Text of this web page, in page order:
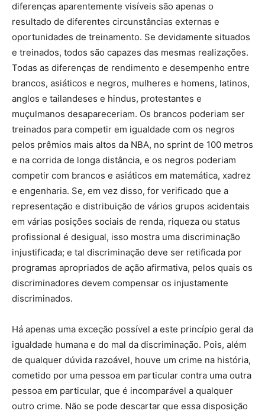
diferenças aparentemente visíveis são apenas o
resultado de diferentes circunstâncias externas e
oportunidades de treinamento. Se devidamente situados
e treinados, todos são capazes das mesmas realizações.
Todas as diferenças de rendimento e desempenho entre
brancos, asiáticos e negros, mulheres e homens, latinos,
anglos e tailandeses e hindus, protestantes e
muçulmanos desapareceriam. Os brancos poderiam ser
treinados para competir em igualdade com os negros
pelos prêmios mais altos da NBA, no sprint de 100 metros
e na corrida de longa distância, e os negros poderiam
competir com brancos e asiáticos em matemática, xadrez
e engenharia. Se, em vez disso, for verificado que a
representação e distribuição de vários grupos acidentais
em várias posições sociais de renda, riqueza ou status
profissional é desigual, isso mostra uma discriminação
injustificada; e tal discriminação deve ser retificada por
programas apropriados de ação afirmativa, pelos quais os
discriminadores devem compensar os injustamente
discriminados.
Há apenas uma exceção possível a este princípio geral da
igualdade humana e do mal da discriminação. Pois, além
de qualquer dúvida razoável, houve um crime na história,
cometido por uma pessoa em particular contra uma outra
pessoa em particular, que é incomparável a qualquer
outro crime. Não se pode descartar que essa disposição